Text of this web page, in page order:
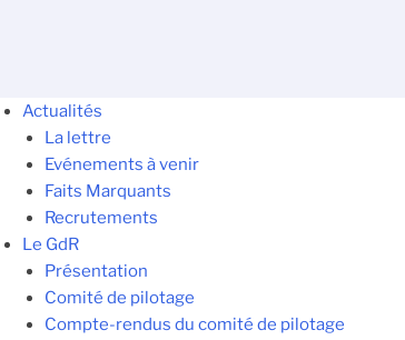
Actualités
La lettre
Evénements à venir
Faits Marquants
Recrutements
Le GdR
Présentation
Comité de pilotage
Compte-rendus du comité de pilotage